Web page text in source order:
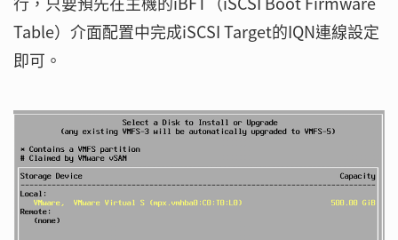
Table）介面配置中完成iSCSI Target的IQN連線設定
即可。